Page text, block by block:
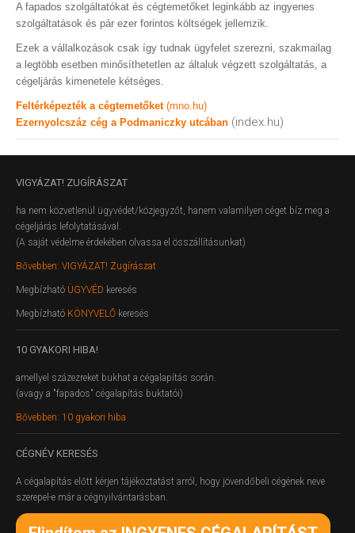
A fapados szolgáltatókat és cégtemetőket leginkább az ingyenes
szolgáltatások és pár ezer forintos költségek jellemzik.
Ezek a vállalkozások csak így tudnak ügyfelet szerezni, szakmailag
a legtöbb esetben minősíthetetlen az általuk végzett szolgáltatás, a
cégeljárás kimenetele kétséges.
Feltérképezték a cégtemetőket (mno.hu)
Ezernyolcszáz cég a Podmaniczky utcában (index.hu)
VIGYÁZAT! ZUGÍRÁSZAT
ha nem közvetlenül ügyvédet/közjegyzőt, hanem valamilyen céget bíz meg a
cégeljárás lefolytatásával.
(A saját védelme érdekében olvassa el összállításunkat)
Bővebben: VIGYÁZAT! Zugírászat
Megbízható ÜGYVÉD keresés
Megbízható KÖNYVELŐ keresés
10 GYAKORI HIBA!
amellyel százezreket bukhat a cégalapítás során.
(avagy a "fapados" cégalapítás buktatói)
Bővebben: 10 gyakori hiba
CÉGNÉV KERESÉS
A cégalapítás előtt kérjen tájékoztatást arról, hogy jövendőbeli cégének neve
szerepel-e már a cégnyilvántarásban.